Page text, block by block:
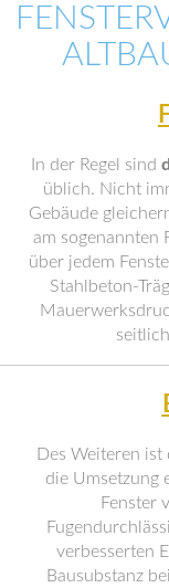
In der Regel sind
üblich. Nicht
Gebäude
am sogenannten
über jedem
Stahlbeton-
Des Weiteren ist
die Umsetzung
Fenster
verbesserten
Bausubstanz